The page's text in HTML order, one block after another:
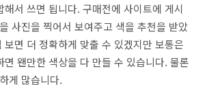
해서 쓰면 됩니다. 구매전에 사이트에 게시
사진을 찍어서 보여주고 색을 추천을 받았
보면 더 정확하게 맞출 수 있겠지만 보통은
면 왠만한 색상을 다 만들 수 있습니다. 물론
게 많습니다.